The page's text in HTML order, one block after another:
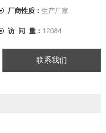
厂商性质： 生产厂家
访 问 量： 12084
联系我们